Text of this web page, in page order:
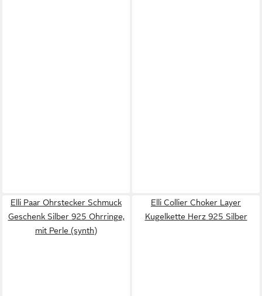
Elli Paar Ohrstecker Schmuck
Geschenk Silber 925 Ohrringe,
mit Perle (synth)
Elli Collier Choker Layer
Kugelkette Herz 925 Silber